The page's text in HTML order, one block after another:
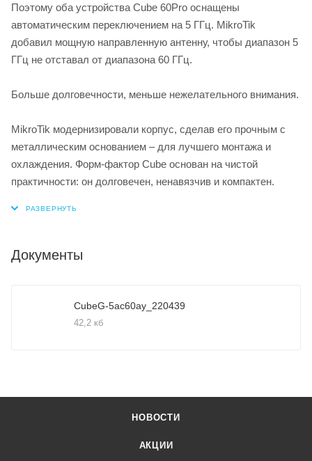
Поэтому оба устройства Cube 60Pro оснащены
автоматическим переключением на 5 ГГц. MikroTik
добавил мощную направленную антенну, чтобы диапазон 5
ГГц не отставал от диапазона 60 ГГц.
Больше долговечности, меньше нежелательного внимания.
MikroTik модернизировали корпус, сделав его прочным c
металлическим основанием – для лучшего монтажа и
охлаждения. Форм-фактор Cube основан на чистой
практичности: он долговечен, ненавязчив и компактен.
Документы
CubeG-5ac60ay_220439
42,2 кб
НОВОСТИ
АКЦИИ